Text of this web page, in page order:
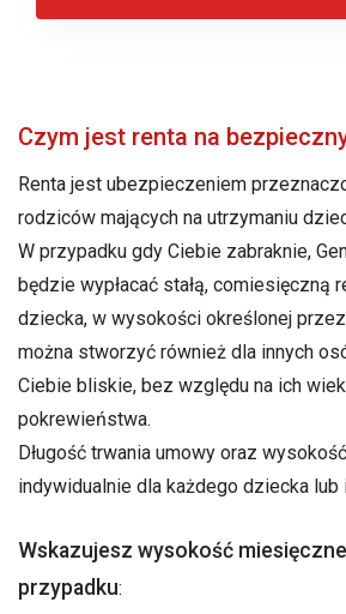
Czym jest renta na
Renta jest ubezpieczeniem
rodziców mających na utrzymaniu
W przypadku gdy Ciebie zabraknie,
będzie wypłacać stałą, comiesięczną
dziecka, w wysokości określonej
można stworzyć również dla innych
Ciebie bliskie, bez względu na ich
pokrewieństwa.
Długość trwania umowy oraz
indywidualnie dla każdego dziecka
Wskazujesz wysokość
przypadku: